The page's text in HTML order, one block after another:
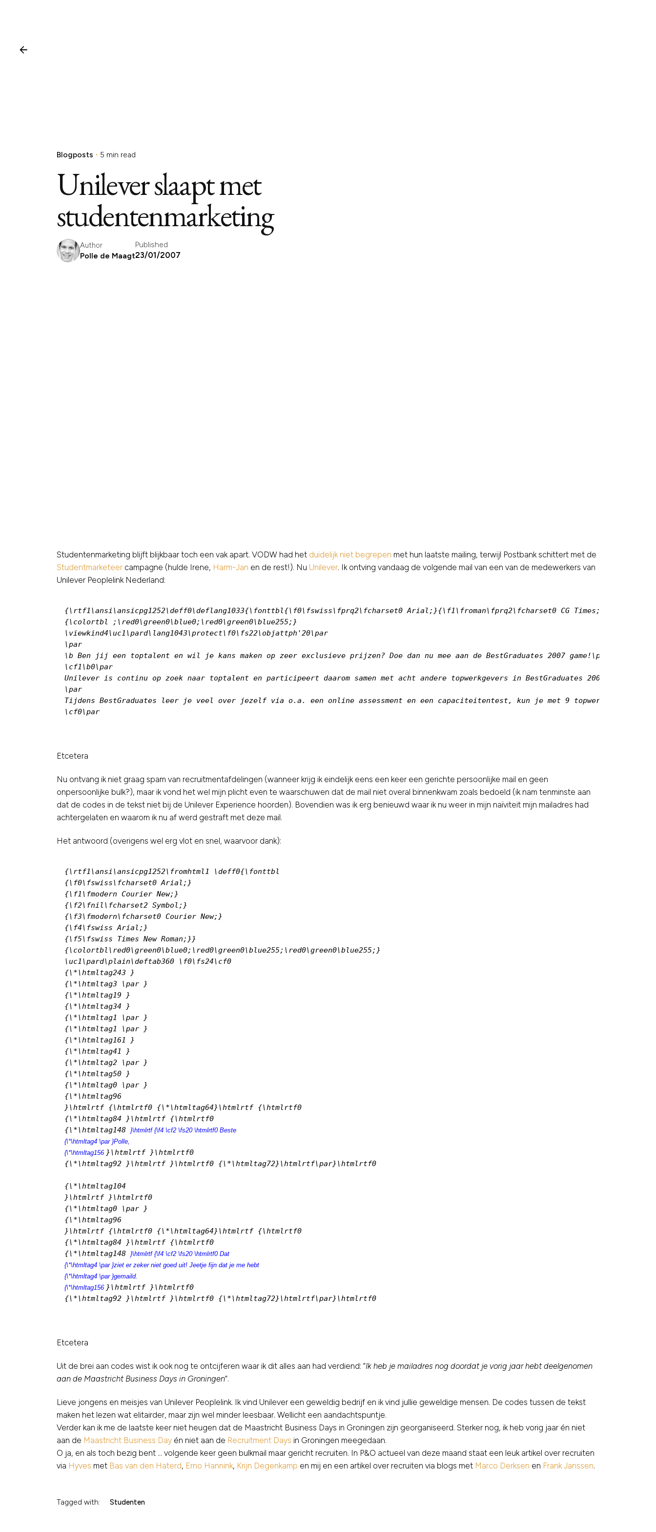
Blogposts 5 min read
Unilever slaapt met
studentenmarketing
Author
Polle de Maagt
Published
23/01/2007
Studentenmarketing blijft blijkbaar toch een vak apart. VODW had het duidelijk niet begrepen met hun laatste mailing, terwijl Postbank schittert met de
Studentmarketeer campagne (hulde Irene, Harm-Jan en de rest!). Nu Unilever. Ik ontving vandaag de volgende mail van een van de medewerkers van
Unilever Peoplelink Nederland:
{\rtf1\ansi\ansicpg1252\deff0\deflang1033{\fonttbl{\f0\fswiss\fprq2\fcharset0 Arial;}{\f1\froman\fprq2\fcharset0 CG
{\colortbl ;\red0\green0\blue0;\red0\green0\blue255;}
\viewkind4\uc1\pard\lang1043\protect\f0\fs22\objattph'20\par
\par
\b Ben jij een toptalent en wil je kans maken op zeer exclusieve prijzen? Doe dan nu mee aan de BestGraduates 2007 game!\par
\cf1\b0\par
Unilever is continu op zoek naar toptalent en participeert daarom samen met acht andere topwerkgevers in BestGraduates 2007.
\par
Tijdens BestGraduates leer je veel over jezelf via o.a. een online assessment en een capaciteitentest, kun je met 9 topwerkgevers
\cf0\par
Etcetera
Nu ontvang ik niet graag spam van recruitmentafdelingen (wanneer krijg ik eindelijk eens een keer een gerichte persoonlijke mail en geen
onpersoonlijke bulk?), maar ik vond het wel mijn plicht even te waarschuwen dat de mail niet overal binnenkwam zoals bedoeld (ik nam tenminste aan
dat de codes in de tekst niet bij de Unilever Experience hoorden). Bovendien was ik erg benieuwd waar ik nu weer in mijn naïviteit mijn mailadres had
achtergelaten en waarom ik nu af werd gestraft met deze mail.
Het antwoord (overigens wel erg vlot en snel, waarvoor dank):
{\rtf1\ansi\ansicpg1252\fromhtml1 \deff0{\fonttbl
{\f0\fswiss\fcharset0 Arial;}
{\f1\fmodern Courier New;}
{\f2\fnil\fcharset2 Symbol;}
{\f3\fmodern\fcharset0 Courier New;}
{\f4\fswiss Arial;}
{\f5\fswiss Times New Roman;}}
{\colortbl\red0\green0\blue0;\red0\green0\blue255;\red0\green0\blue255;}
\uc1\pard\plain\deftab360 \f0\fs24\cf0
{\*\htmltag243 }
{\*\htmltag3 \par }
{\*\htmltag19 }
{\*\htmltag34 }
{\*\htmltag1 \par }
{\*\htmltag1 \par }
{\*\htmltag161
}
{\*\htmltag41 }
{\*\htmltag2 \par }
{\*\htmltag50 }
{\*\htmltag0 \par }
{\*\htmltag96
}\htmlrtf {\htmlrtf0 {\*\htmltag64}\htmlrtf {\htmlrtf0
{\*\htmltag84
}\htmlrtf {\htmlrtf0
{\*\htmltag148
}\htmlrtf {\f4 \cf2 \fs20 \htmlrtf0 Beste
{\*\htmltag4 \par }Polle,
{\*\htmltag156 }\htmlrtf }\htmlrtf0
{\*\htmltag92
}\htmlrtf }\htmlrtf0 {\*\htmltag72}\htmlrtf\par}\htmlrtf0
{\*\htmltag104
}\htmlrtf }\htmlrtf0
{\*\htmltag0 \par }
{\*\htmltag96
}\htmlrtf {\htmlrtf0 {\*\htmltag64}\htmlrtf {\htmlrtf0
{\*\htmltag84
}\htmlrtf {\htmlrtf0
{\*\htmltag148
}\htmlrtf {\f4 \cf2 \fs20 \htmlrtf0 Dat
{\*\htmltag4 \par }ziet er zeker niet goed uit! Jeetje fijn dat je me hebt
{\*\htmltag4 \par }gemaild.
{\*\htmltag156 }\htmlrtf }\htmlrtf0
{\*\htmltag92
}\htmlrtf }\htmlrtf0 {\*\htmltag72}\htmlrtf\par}\htmlrtf0
Etcetera
Uit de brei aan codes wist ik ook nog te ontcijferen waar ik dit alles aan had verdiend: “Ik heb je mailadres nog doordat je vorig jaar hebt deelgenomen
aan de Maastricht Business Days in Groningen“.
Lieve jongens en meisjes van Unilever Peoplelink. Ik vind Unilever een geweldig bedrijf en ik vind jullie geweldige mensen. De codes tussen de tekst
maken het lezen wat elitairder, maar zijn wel minder leesbaar. Wellicht een aandachtspuntje.
Verder kan ik me de laatste keer niet heugen dat de Maastricht Business Days in Groningen zijn georganiseerd. Sterker nog, ik heb vorig jaar én niet
aan de Maastricht Business Day én niet aan de Recruitment Days in Groningen meegedaan.
O ja, en als toch bezig bent … volgende keer geen bulkmail maar gericht recruiten. In P&O actueel van deze maand staat een leuk artikel over recruiten
via Hyves met Bas van den Haterd, Erno Hannink, Krijn Degenkamp en mij en een artikel over recruiten via blogs met Marco Derksen en Frank Janssen.
Tagged with: Studenten